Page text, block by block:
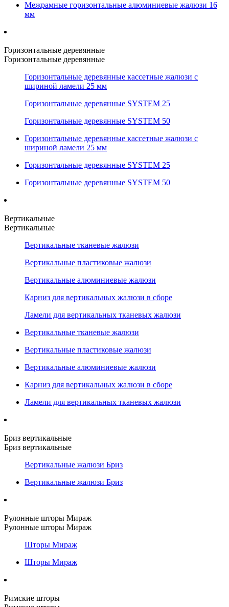
Межрамные горизонтальные алюминиевые жалюзи 16
мм
Горизонтальные деревянные
Горизонтальные деревянные
Горизонтальные деревянные кассетные жалюзи с
шириной ламели 25 мм
Горизонтальные деревянные SYSTEM 25
Горизонтальные деревянные SYSTEM 50
Горизонтальные деревянные кассетные жалюзи с
шириной ламели 25 мм
Горизонтальные деревянные SYSTEM 25
Горизонтальные деревянные SYSTEM 50
Вертикальные
Вертикальные
Вертикальные тканевые жалюзи
Вертикальные пластиковые жалюзи
Вертикальные алюминиевые жалюзи
Карниз для вертикальных жалюзи в сборе
Ламели для вертикальных тканевых жалюзи
Вертикальные тканевые жалюзи
Вертикальные пластиковые жалюзи
Вертикальные алюминиевые жалюзи
Карниз для вертикальных жалюзи в сборе
Ламели для вертикальных тканевых жалюзи
Бриз вертикальные
Бриз вертикальные
Вертикальные жалюзи Бриз
Вертикальные жалюзи Бриз
Рулонные шторы Мираж
Рулонные шторы Мираж
Шторы Мираж
Шторы Мираж
Римские шторы